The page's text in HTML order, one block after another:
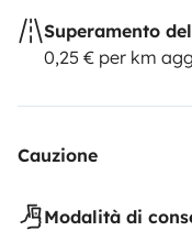
Superamento
0,25 € per km
Cauzione
Modalità di